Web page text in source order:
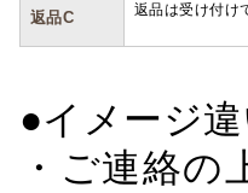
返品C 返品は受け付け
●イメージ
・ご連絡